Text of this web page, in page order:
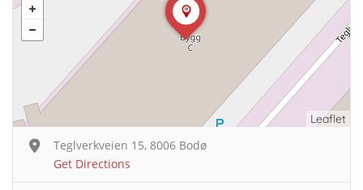
Leaflet
Teglverkveien 15, 8006 Bodø
Get Directions